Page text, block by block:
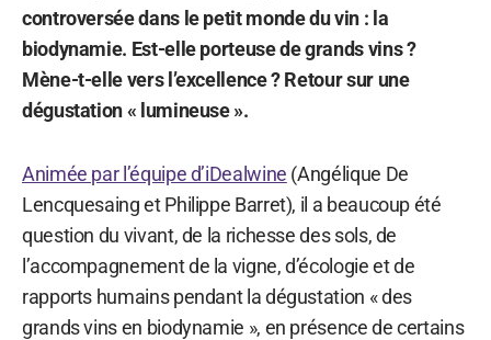
controversée dans le petit monde du vin : la
biodynamie. Est-elle porteuse de grands vins ?
Mène-t-elle vers l’excellence ? Retour sur une
dégustation « lumineuse ».
Animée par l’équipe d’iDealwine (Angélique De
Lencquesaing et Philippe Barret), il a beaucoup été
question du vivant, de la richesse des sols, de
l’accompagnement de la vigne, d’écologie et de
rapports humains pendant la dégustation « des
grands vins en biodynamie », en présence de certains